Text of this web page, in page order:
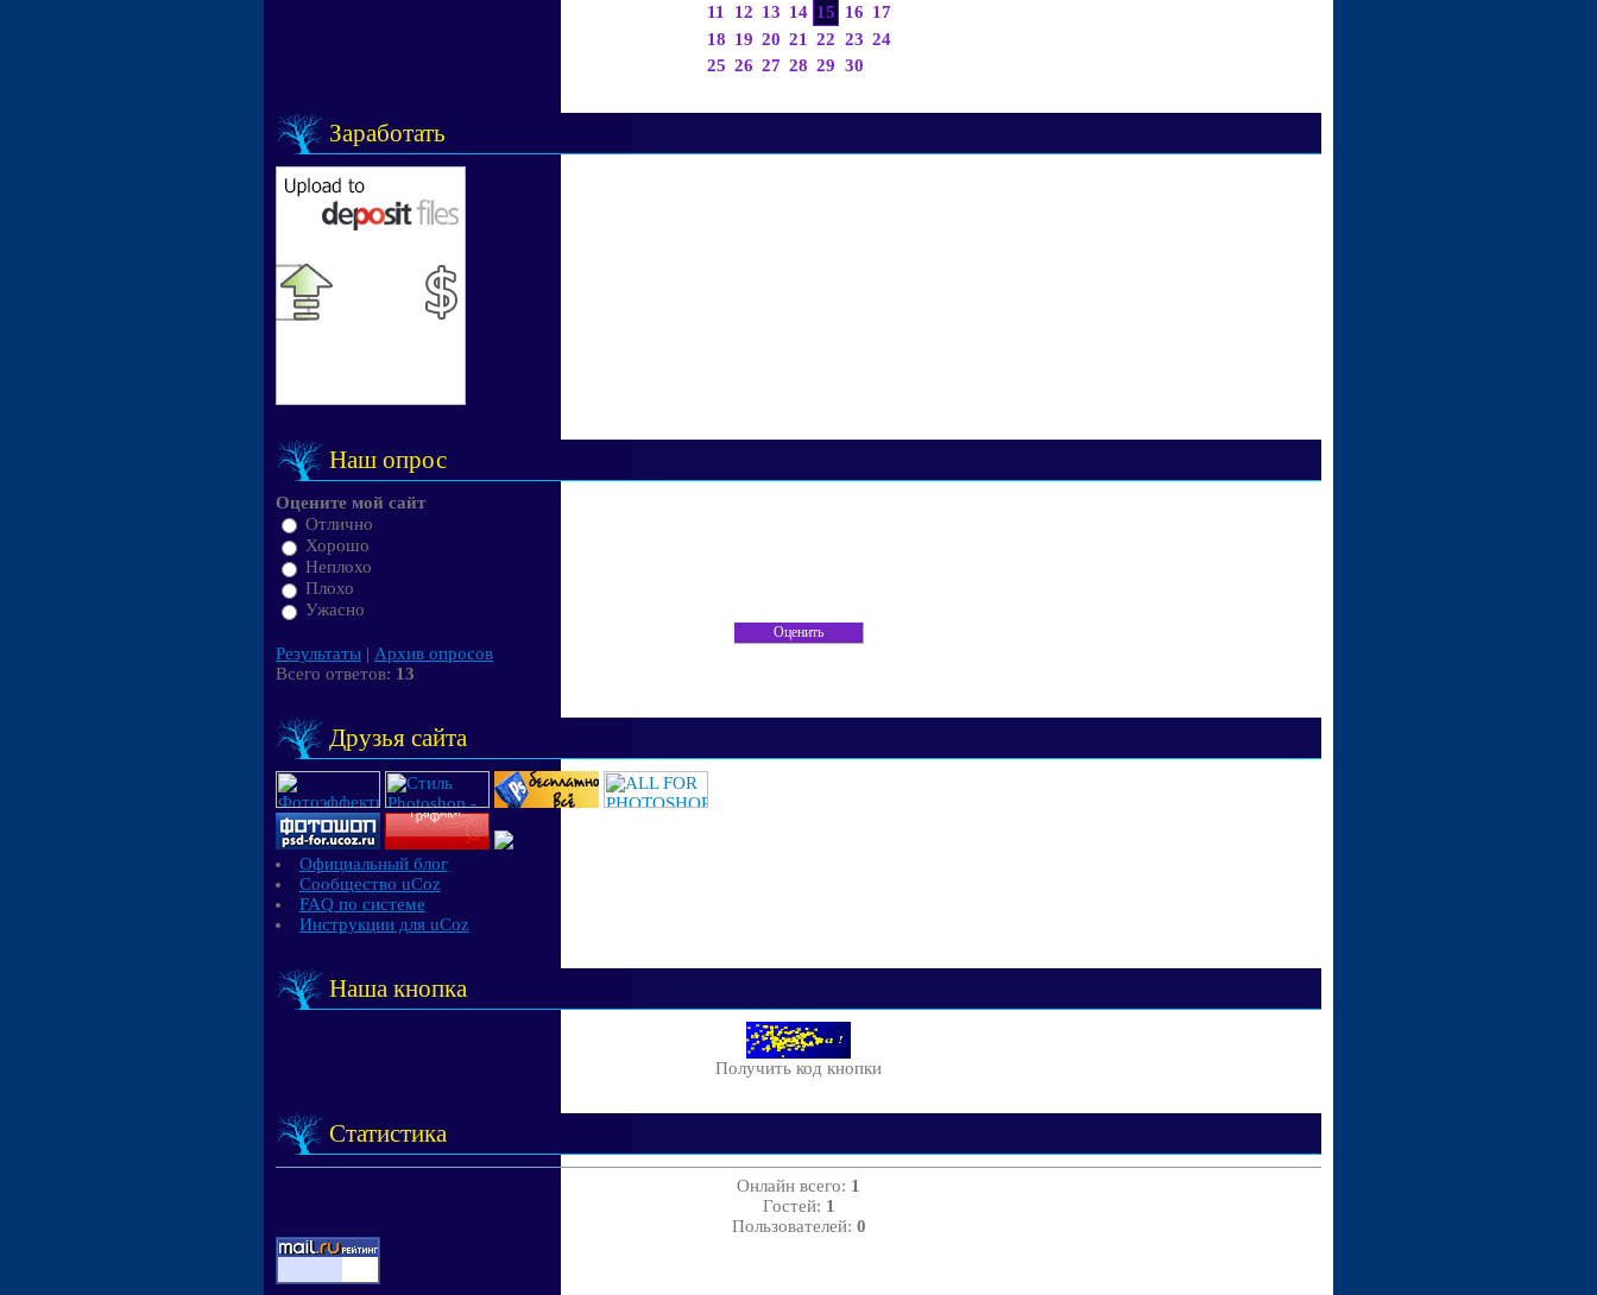
11
12 13 14 15 16 17
18 19 20 21 22 23 24
25 26 27 28 29 30
Заработать
Наш опрос
Оцените мой сайт
Отлично
Хорошо
Неплохо
Плохо
Ужасно
Результаты | Архив опросов
Всего ответов: 13
Друзья сайта
Официальный блог
Сообщество uCoz
FAQ по системе
Инструкции для uCoz
Наша кнопка
Получить код кнопки
Статистика
Онлайн всего: 1
Гостей: 1
Пользователей: 0